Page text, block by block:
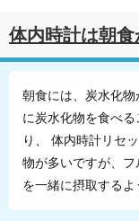
体内時計は朝食
朝食には、炭水化
に炭水化物を食べ
り、 体内時計リセ
物が多いですが、
を一緒に摂取するよ